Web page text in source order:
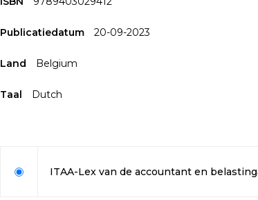
Publicatiedatum 20-09-2023
Land Belgium
Taal Dutch
ITAA-Lex van de accountant en